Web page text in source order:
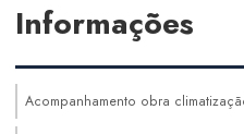
Informações
Acompanhamento obra